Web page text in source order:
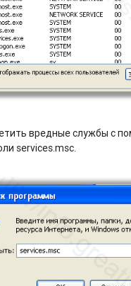
вредные службы с
services.msc.